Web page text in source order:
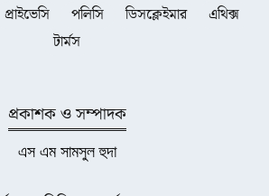
প্রাইভেসি পলিসি ডিসক্লেইমার
এথিক্স
টার্মস
প্রকাশক ও সম্পাদক
এস এম সামসুল হুদা